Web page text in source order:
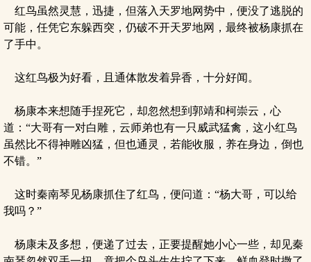
红鸟虽然灵慧，迅捷，但落入天罗地网势中，便没了逃脱的
可能，任凭它东躲西突，仍破不开天罗地网，最终被杨康抓在
了手中。
这红鸟极为好看，且通体散发着异香，十分好闻。
杨康本来想随手捏死它，却忽然想到郭靖和柯崇云，心
道：“大哥有一对白雕，云师弟也有一只威武猛禽，这小红鸟
虽然比不得神雕凶猛，但也通灵，若能收服，养在身边，倒也
不错。”
这时秦南琴见杨康抓住了红鸟，便问道：“杨大哥，可以给
我吗？”
杨康未及多想，便递了过去，正要提醒她小心一些，却见秦